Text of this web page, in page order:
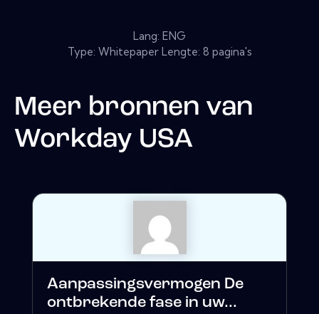
Lang: ENG
Type: Whitepaper Lengte: 8 pagina's
Meer bronnen van
Workday USA
Aanpassingsvermogen De
ontbrekende fase in uw...